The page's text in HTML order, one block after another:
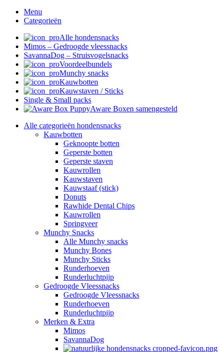
Menu
Categorieën
Alle hondensnacks
Mimos – Gedroogde vleessnacks
SavannaDog – Struisvogelsnacks
Voordeelbundels
Munchy snacks
Kauwbotten
Kauwstaven / Sticks
Single & Small packs
Aware Boxen samengesteld
Alle categorieën hondensnacks
Kauwbotten
Geknoopte botten
Geperste botten
Geperste staven
Kauwrollen
Kauwstaven
Kauwstaaf (stick)
Donuts
Rawhide Dental Chips
Kauwrollen
Springveer
Munchy Snacks
Alle Munchy snacks
Munchy Bones
Munchy Sticks
Runderhoeven
Runderluchtpijp
Gedroogde Vleessnacks
Gedroogde Vleessnacks
Runderhoeven
Runderluchtpijp
Merken & Extra
Mimos
SavannaDog